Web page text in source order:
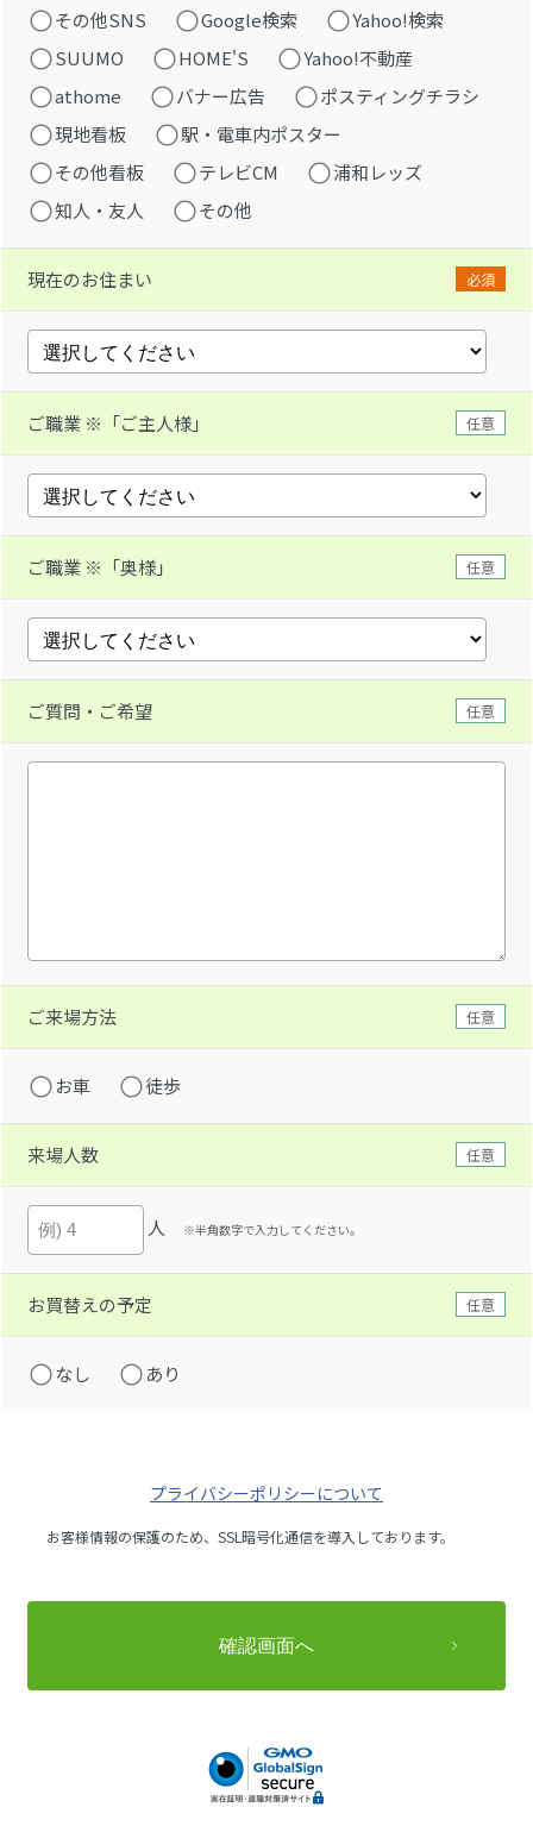
その他SNS
Google検索
Yahoo!検索
SUUMO
HOME'S
Yahoo!不動産
athome
バナー広告
ポスティングチラシ
現地看板
駅・電車内ポスター
その他看板
テレビCM
浦和レッズ
知人・友人
その他
現在のお住まい 必須
ご職業 ※「ご主人様」 任意
ご職業 ※「奥様」 任意
ご質問・ご希望 任意
ご来場方法 任意
お車 徒歩
来場人数 任意
人 ※半角数字で入力してください。
お買替えの予定 任意
なし あり
プライバシーポリシーについて
お客様情報の保護のため、SSL暗号化通信を導入しております。